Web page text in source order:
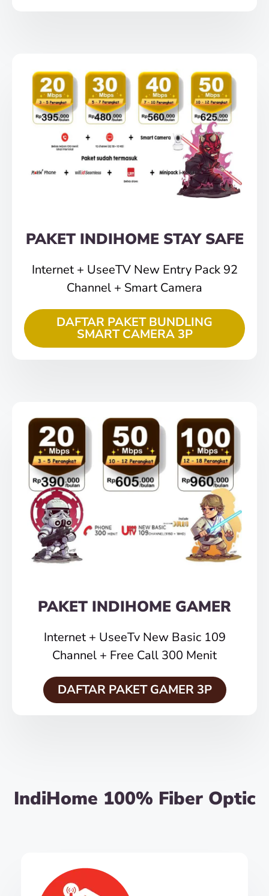
PAKET INDIHOME STAY SAFE
Internet + UseeTV New Entry Pack 92
Channel + Smart Camera
DAFTAR PAKET BUNDLING
SMART CAMERA 3P
PAKET INDIHOME GAMER
Internet + UseeTv New Basic 109
Channel + Free Call 300 Menit
DAFTAR PAKET GAMER 3P
IndiHome 100% Fiber Optic